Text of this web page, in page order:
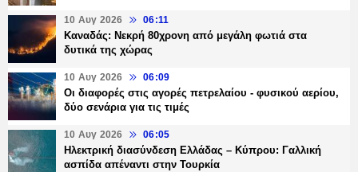
10 Αυγ 2026 06:11
Καναδάς: Νεκρή 80χρονη από μεγάλη φωτιά στα
δυτικά της χώρας
10 Αυγ 2026 06:09
Οι διαφορές στις αγορές πετρελαίου - φυσικού αερίου,
δύο σενάρια για τις τιμές
10 Αυγ 2026 06:05
Ηλεκτρική διασύνδεση Ελλάδας – Κύπρου: Γαλλική
ασπίδα απέναντι στην Τουρκία